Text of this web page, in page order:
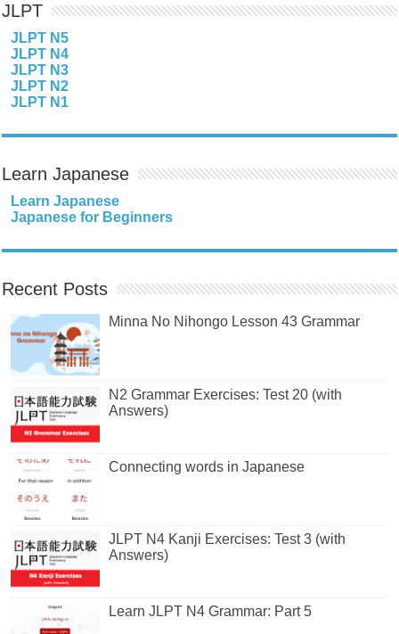
JLPT
JLPT N5
JLPT N4
JLPT N3
JLPT N2
JLPT N1
Learn Japanese
Learn Japanese
Japanese for Beginners
Recent Posts
Minna No Nihongo Lesson 43 Grammar
N2 Grammar Exercises: Test 20 (with
Answers)
Connecting words in Japanese
JLPT N4 Kanji Exercises: Test 3 (with
Answers)
Learn JLPT N4 Grammar: Part 5